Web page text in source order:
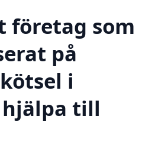
företag som
på
i
till